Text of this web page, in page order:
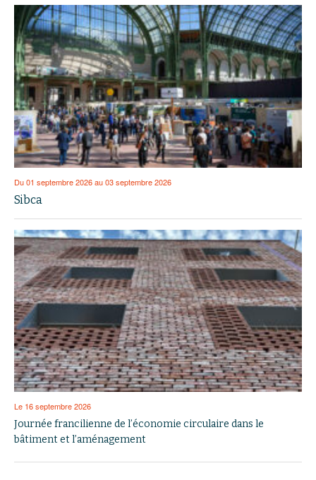
Du 01 septembre 2026 au 03 septembre 2026
Sibca
Le 16 septembre 2026
Journée francilienne de l’économie circulaire dans le
bâtiment et l’aménagement